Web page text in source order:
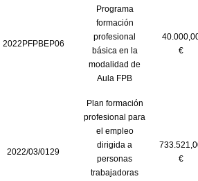
2022PFPBEP06
Programa
formación
profesional
básica en la
modalidad de
Aula FPB
€
2022/03/0129
Plan formación
profesional para
el empleo
dirigida a
personas
trabajadoras
€